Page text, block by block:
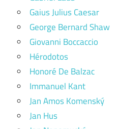
Gaius Julius Caesar
George Bernard Shaw
Giovanni Boccaccio
Hérodotos
Honoré De Balzac
Immanuel Kant
Jan Amos Komenský
Jan Hus